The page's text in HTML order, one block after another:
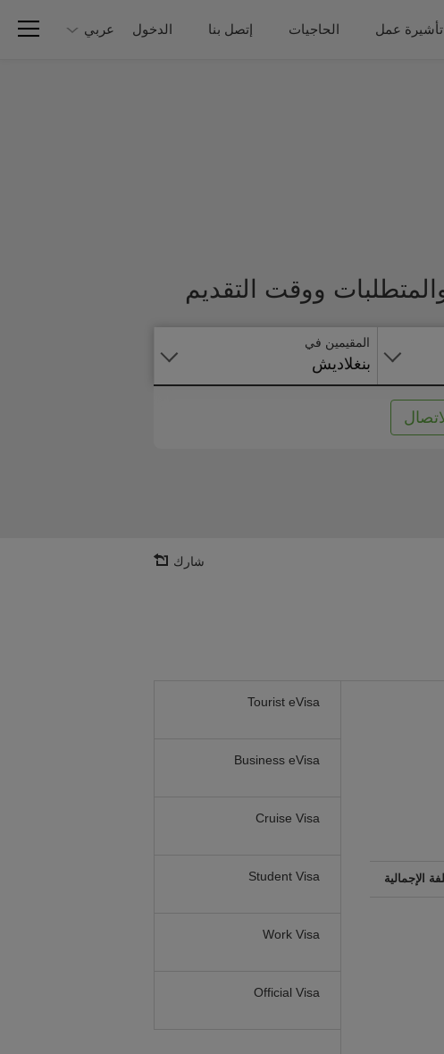
تأشيرة عمل الحاجيات إتصل بنا الدخول عربي
ووقت التقديم
المقيمين في
بنغلاديش
شارك
Tourist eVisa
Business eVisa
Cruise Visa
Student Visa
Work Visa
Official Visa
الإجمالية